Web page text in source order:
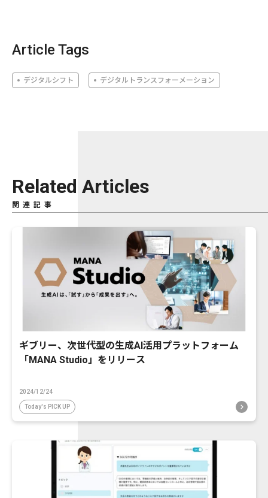
Article Tags
デジタルシフト デジタルトランスフォーメーション
Related Articles
関連記事
ギブリー、次世代型の生成AI活用プラットフォーム
「MANA Studio」をリリース
2024/12/24
Today's PICK UP